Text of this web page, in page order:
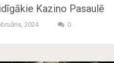
Kazino Pasaulē
2024 0